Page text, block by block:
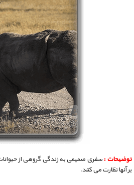
توضیحات :
بر آنها نظارت می کنند.